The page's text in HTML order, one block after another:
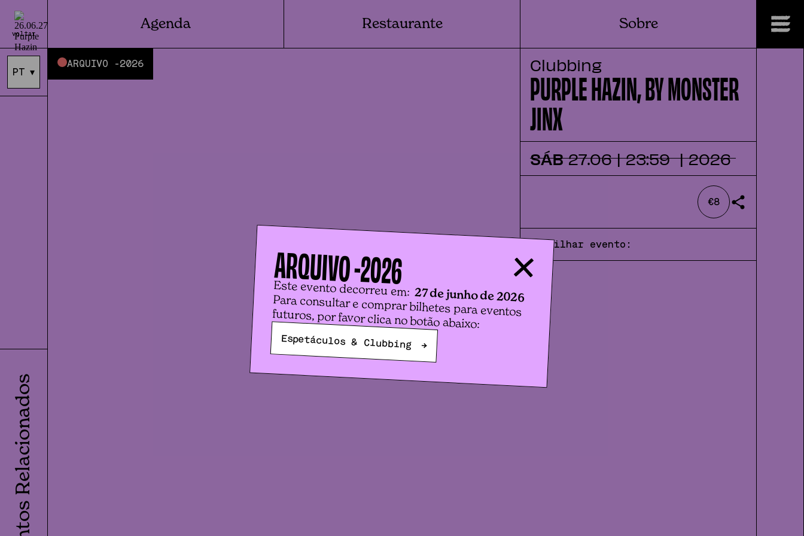
voltar
Agenda Restaurante Sobre
PT ▾
ARQUIVO -2026
Eventos Relacionados
Clubbing
PURPLE HAZIN, BY MONSTER
JINX
SÁB 27.06 | 23:59 | 2026
€8
Partilhar evento:
ARQUIVO -2026
Este evento decorreu em: 27 de junho de 2026
Para consultar e comprar bilhetes para eventos
futuros, por favor clica no botão abaixo:
Espetáculos & Clubbing →